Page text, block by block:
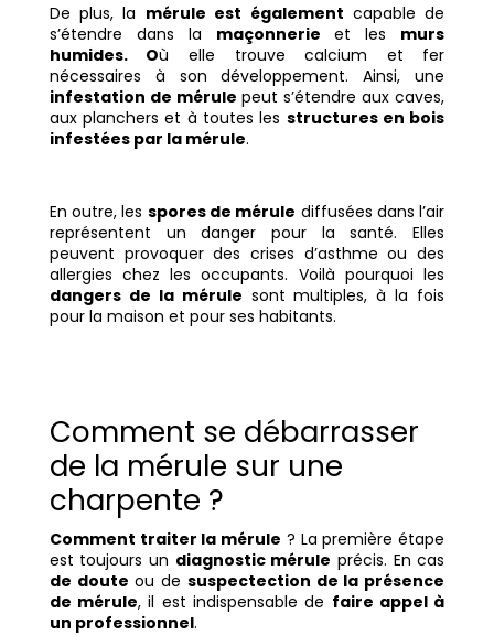
De plus, la mérule est également capable de
s’étendre dans la maçonnerie et les murs
humides. Où elle trouve calcium et fer
nécessaires à son développement. Ainsi, une
infestation de mérule peut s’étendre aux caves,
aux planchers et à toutes les structures en bois
infestées par la mérule.
En outre, les spores de mérule diffusées dans l’air
représentent un danger pour la santé. Elles
peuvent provoquer des crises d’asthme ou des
allergies chez les occupants. Voilà pourquoi les
dangers de la mérule sont multiples, à la fois
pour la maison et pour ses habitants.
Comment se débarrasser
de la mérule sur une
charpente ?
Comment traiter la mérule ? La première étape
est toujours un diagnostic mérule précis. En cas
de doute ou de suspectection de la présence
de mérule, il est indispensable de faire appel à
un professionnel.